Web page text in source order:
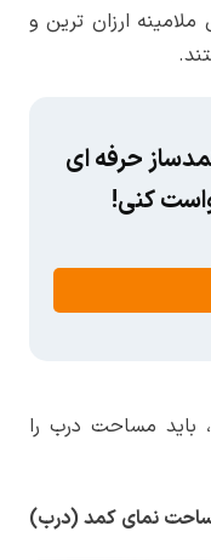
ارزان ترین و
حرفه ای
کنی!
باید مساحت درب را
نمای کمد (درب)